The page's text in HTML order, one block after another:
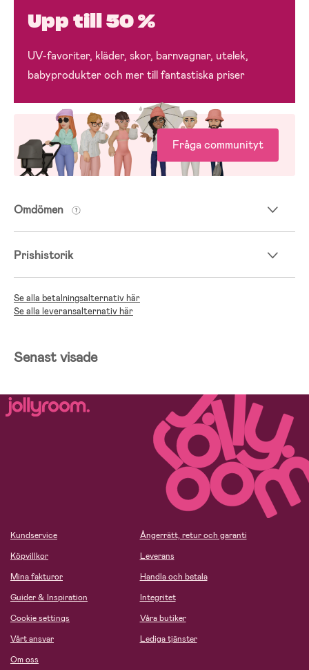
Upp till 50 %
UV-favoriter, kläder, skor, barnvagnar, utelek,
babyprodukter och mer till fantastiska priser
Fråga communityt
Omdömen
Prishistorik
Se alla betalningsalternativ här
Se alla leveransalternativ här
Senast visade
Kundservice
Köpvillkor
Mina fakturor
Guider & Inspiration
Cookie settings
Vårt ansvar
Om oss
Ångerrätt, retur och garanti
Leverans
Handla och betala
Integritet
Våra butiker
Lediga tjänster